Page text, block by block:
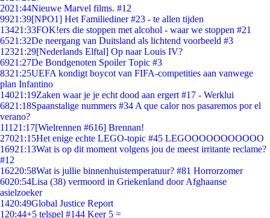
2021:44Nieuwe Marvel films. #12
9921:39[NPO1] Het Familiediner #23 - te allen tijden
13421:33FOK!ers die stoppen met alcohol - waar we stoppen #21
6521:32De neergang van Duitsland als lichtend voorbeeld #3
12321:29[Nederlands Elftal] Op naar Louis IV?
6921:27De Bondgenoten Spoiler Topic #3
8321:25UEFA kondigt boycot van FIFA-competities aan vanwege
plan Infantino
14021:19Zaken waar je je echt dood aan ergert #17 - Werklui
6821:18Spaanstalige nummers #34 A que calor nos pasaremos por el
verano?
111 21:17[Wielrennen #616] Brennan!
27021:15Het enige echte LEGO-topic #45 LEGOOOOOOOOOOO
16921:13Wat is op dit moment volgens jou de meest irritante reclame?
#12
16220:58Wat is jullie binnenhuistemperatuur? #81 Horrorzomer
6020:54Lisa (38) vermoord in Griekenland door Afghaanse
asielzoeker
1420:49Global Justice Report
1 20:44+5 telspel #144 Keer 5 =